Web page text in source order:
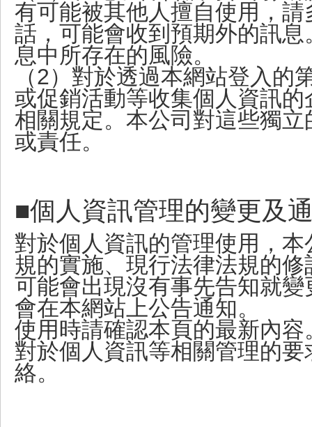
有可能被其他人擅自使用，
話，可能會收到預期外的訊
息中所存在的風險。
（2）對於透過本網站登入
或促銷活動等收集個人資訊
相關規定。本公司對這些獨
或責任。
■個人資訊管理的變更及
對於個人資訊的管理使用，
規的實施、現行法律法規的
可能會出現沒有事先告知就
會在本網站上公告通知。
使用時請確認本頁的最新內容
對於個人資訊等相關管理的
絡。